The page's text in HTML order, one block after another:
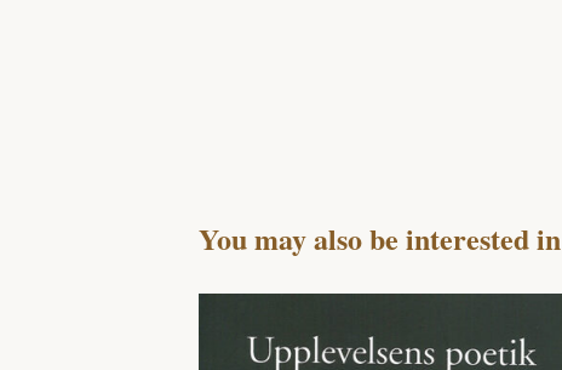
You may also be interested in